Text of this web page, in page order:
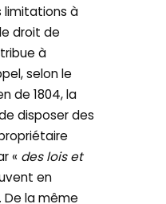
limitations à
droit de
à
selon le
de 1804, la
disposer des
« des lois et
en
De la même